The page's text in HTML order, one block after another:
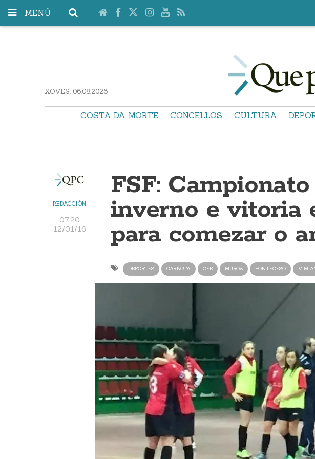
MENÚ
XOVES. 06.08.2026
COSTA DA MORTE CONCELLOS CULTURA
REDACCIÓN
07:20
12/01/16
FSF:
inverno e vitoria
para comezar o
DEPORTES CARNOTA CEE MUROS PONTECESO